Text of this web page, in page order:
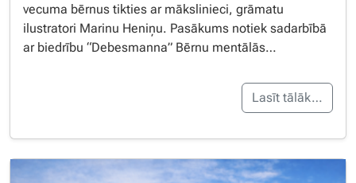
vecuma bērnus tikties ar mākslinieci, grāmatu
ilustratori Marinu Heniņu. Pasākums notiek sadarbībā
ar biedrību “Debesmanna” Bērnu mentālās…
Lasīt tālāk…